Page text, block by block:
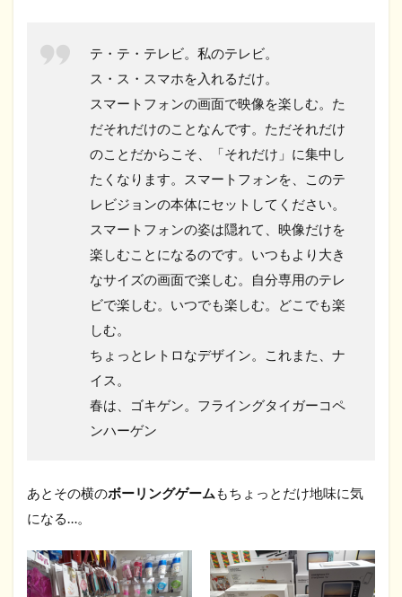
テ・テ・テレビ。私のテレビ。
ス・ス・スマホを入れるだけ。
スマートフォンの画面で映像を楽しむ。た
だそれだけのことなんです。ただそれだけ
のことだからこそ、「それだけ」に集中し
たくなります。スマートフォンを、このテ
レビジョンの本体にセットしてください。
スマートフォンの姿は隠れて、映像だけを
楽しむことになるのです。いつもより大き
なサイズの画面で楽しむ。自分専用のテレ
ビで楽しむ。いつでも楽しむ。どこでも楽
しむ。
ちょっとレトロなデザイン。これまた、ナ
イス。
春は、ゴキゲン。フライングタイガーコペ
ンハーゲン
あとその横のボーリングゲームもちょっとだけ地味に気
になる…。